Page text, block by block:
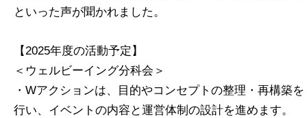
といった声が聞かれました。
【2025年度の活動予定】
＜ウェルビーイング分科会＞
・Wアクションは、目的やコンセプトの整理・再構築を
行い、イベントの内容と運営体制の設計を進めます。